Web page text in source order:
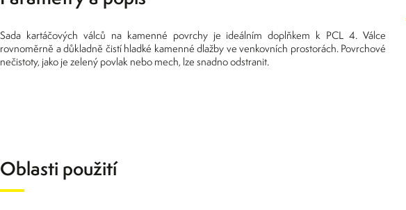
Sada kartáčových válců na kamenné povrchy je ideálním doplňkem k PCL 4. Válce
rovnoměrně a důkladně čistí hladké kamenné dlažby ve venkovních prostorách. Povrchové
nečistoty, jako je zelený povlak nebo mech, lze snadno odstranit.
Oblasti použití